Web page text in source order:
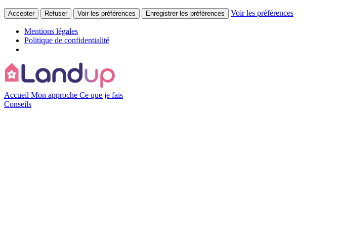
Accepter Refuser Voir les préférences Enregistrer les préférences Voir les préférences
Mentions légales
Politique de confidentialité
Accueil Mon approche Ce que je fais
Conseils